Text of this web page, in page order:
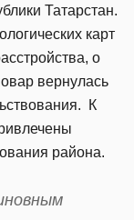
Татарстан.
карт
о
вернулась
К
района.